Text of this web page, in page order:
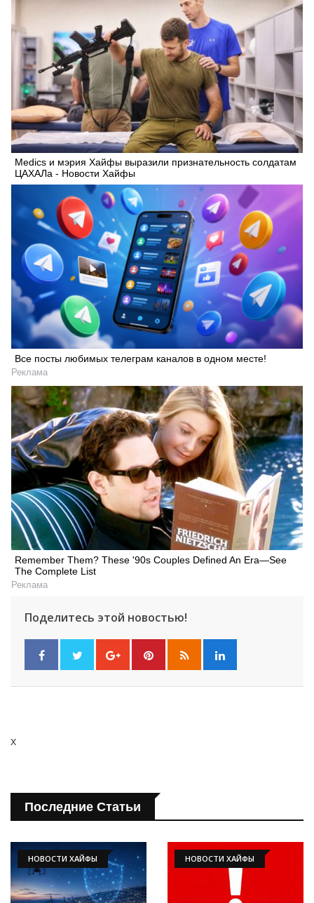
Искать
Medics и мэрия Хайфы выразили признательность солдатам
ЦАХАЛа - Новости Хайфы
Все посты любимых телеграм каналов в одном месте!
Реклама
Remember Them? These '90s Couples Defined An Era—See
The Complete List
Реклама
Поделитесь этой новостью!
x
Последние Статьи
НОВОСТИ ХАЙФЫ НОВОСТИ ХАЙФЫ